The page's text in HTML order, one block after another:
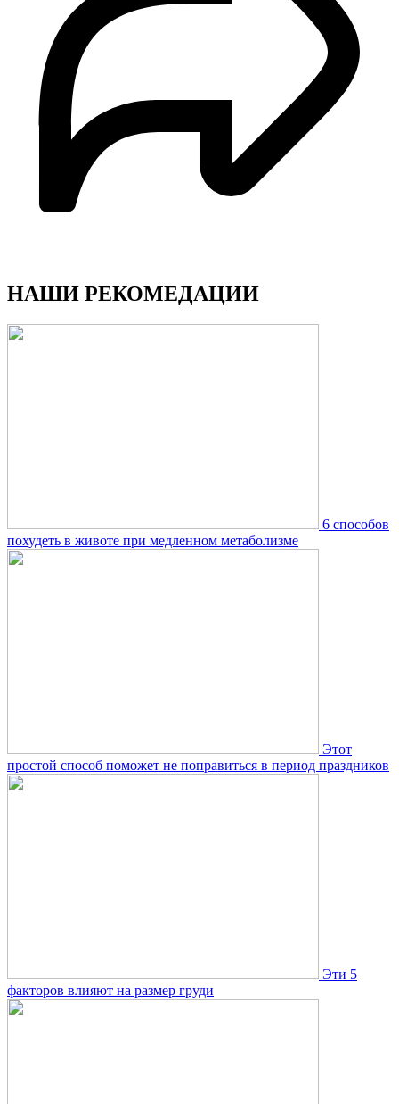
НАШИ РЕКОМЕДАЦИИ
6 способов
похудеть в животе при медленном метаболизме
Этот
простой способ поможет не поправиться в период праздников
Эти 5
факторов влияют на размер груди